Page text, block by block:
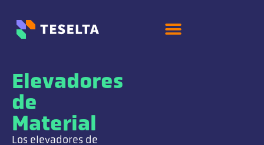
Elevadores
de
Material
Los elevadores de